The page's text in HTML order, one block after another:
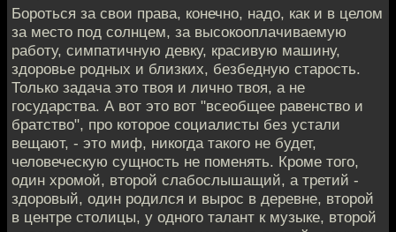
Бороться за свои права, конечно, надо, как и в целом
за место под солнцем, за высокооплачиваемую
работу, симпатичную девку, красивую машину,
здоровье родных и близких, безбедную старость.
Только задача это твоя и лично твоя, а не
государства. А вот это вот "всеобщее равенство и
братство", про которое социалисты без устали
вещают, - это миф, никогда такого не будет,
человеческую сущность не поменять. Кроме того,
один хромой, второй слабослышащий, а третий -
здоровый, один родился и вырос в деревне, второй
в центре столицы, у одного талант к музыке, второй